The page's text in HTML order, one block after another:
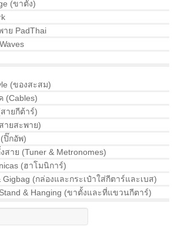
(ขาตั้ง)
าย PadThai
(ของสะสม)
(Cables)
ายกีต้าร์)
ายสะพาย)
ปิ๊กอัพ)
สาย (Tuner & Metronomes)
(ฮาโมนิการ์)
Gigbag (กล่องและกระเป๋าใส่กีตาร์และเบส)
& Hanging (ขาตั้งและที่แขวนกีตาร์)